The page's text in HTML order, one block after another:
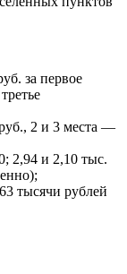
за первое
2 и 3 места —
2,94 и 2,10 тыс.
тысячи рублей